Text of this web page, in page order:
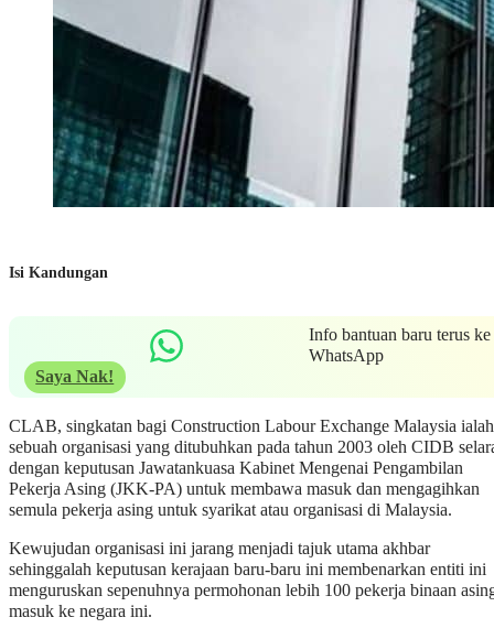
Isi Kandungan
Info bantuan baru terus ke
WhatsApp
Saya Nak!
CLAB, singkatan bagi Construction Labour Exchange Malaysia ialah
sebuah organisasi yang ditubuhkan pada tahun 2003 oleh CIDB
dengan keputusan Jawatankuasa Kabinet Mengenai Pengambilan
Pekerja Asing (JKK-PA) untuk membawa masuk dan mengagihkan
semula pekerja asing untuk syarikat atau organisasi di Malaysia.
Kewujudan organisasi ini jarang menjadi tajuk utama akhbar
sehinggalah keputusan kerajaan baru-baru ini membenarkan entiti ini
menguruskan sepenuhnya permohonan lebih 100 pekerja binaan
masuk ke negara ini.